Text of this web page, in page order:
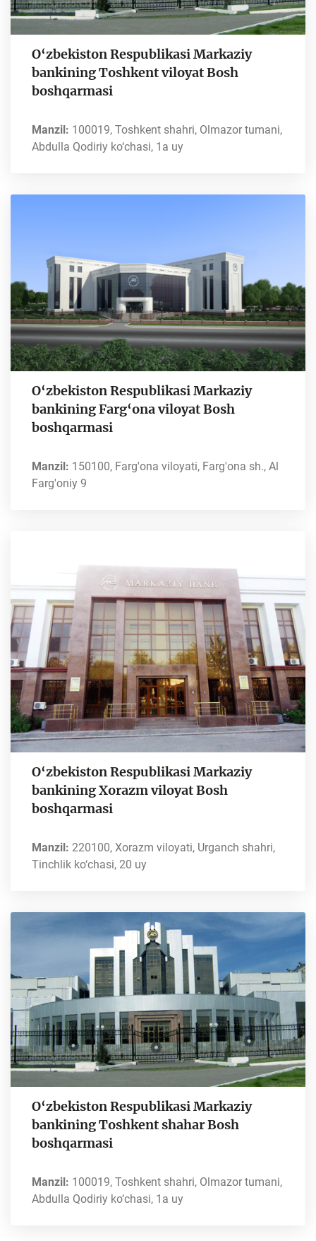
O‘zbekiston Respublikasi Markaziy
bankining Toshkent viloyat Bosh
boshqarmasi
Manzil: 100019, Toshkent shahri, Olmazor tumani,
Abdulla Qodiriy ko‘chasi, 1a uy
O‘zbekiston Respublikasi Markaziy
bankining Farg‘ona viloyat Bosh
boshqarmasi
Manzil: 150100, Farg'ona viloyati, Farg'ona sh., Al
Farg'oniy 9
O‘zbekiston Respublikasi Markaziy
bankining Xorazm viloyat Bosh
boshqarmasi
Manzil: 220100, Xorazm viloyati, Urganch shahri,
Tinchlik ko‘chasi, 20 uy
O‘zbekiston Respublikasi Markaziy
bankining Toshkent shahar Bosh
boshqarmasi
Manzil: 100019, Toshkent shahri, Olmazor tumani,
Abdulla Qodiriy ko‘chasi, 1a uy